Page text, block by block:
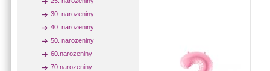
30. narozeniny
40. narozeniny
50. narozeniny
60.narozeniny
70.narozeniny